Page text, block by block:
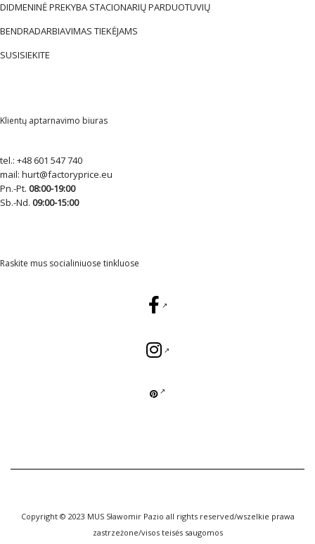
DIDMENINĖ PREKYBA STACIONARIŲ PARDUOTUVIŲ
BENDRADARBIAVIMAS TIEKĖJAMS
SUSISIEKITE
Klientų aptarnavimo biuras
tel.: +48 601 547 740
mail: hurt@factoryprice.eu
Pn.-Pt. 08:00-19:00
Sb.-Nd. 09:00-15:00
Raskite mus socialiniuose tinkluose
Copyright © 2023 MUS Sławomir Pazio all rights reserved/wszelkie prawa
zastrzeżone/visos teisės saugomos